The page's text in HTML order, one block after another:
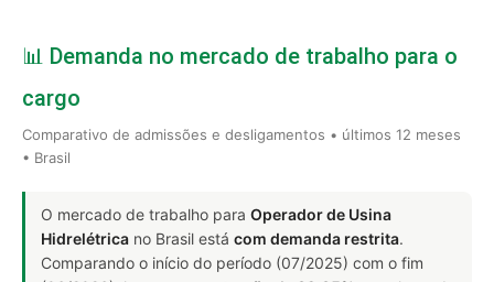
📊 Demanda no mercado de trabalho para o
cargo
Comparativo de admissões e desligamentos • últimos 12 meses
• Brasil
O mercado de trabalho para Operador de Usina
Hidrelétrica no Brasil está com demanda restrita.
Comparando o início do período (07/2025) com o fim